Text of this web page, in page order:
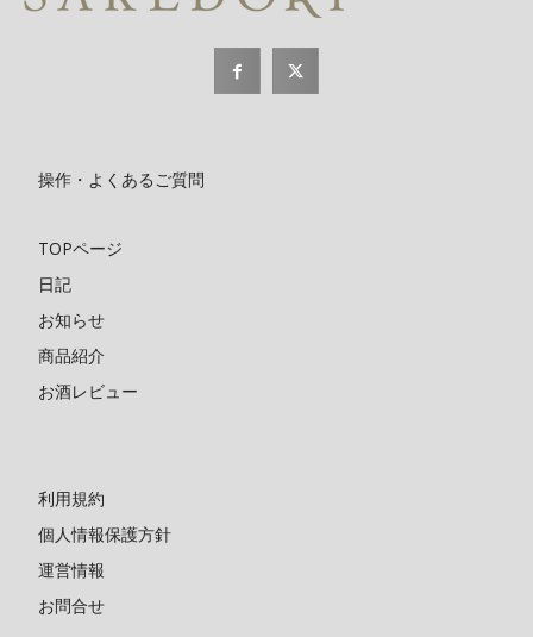
操作・よくあるご質問
TOPページ
日記
お知らせ
商品紹介
お酒レビュー
利用規約
個人情報保護方針
運営情報
お問合せ